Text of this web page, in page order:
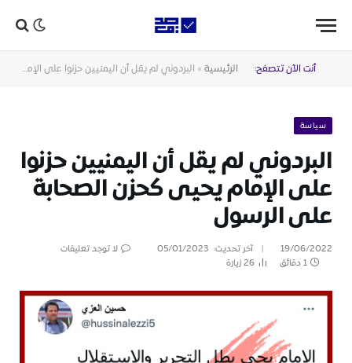
أنت الآن تتصفح: الرئيسية » البردوني لم يقل أن اليمنيين حزنوا على الإمام يحيى كحزن الصحابة على الرسول
سياسة
البردوني لم يقل أن اليمنيين حزنوا
على الإمام يحيى كحزن الصحابة
على الرسول
19/06/2022 آخر تحديث: 05/01/2023
لا توجد تعليقات
1 دقائق
26زيارة